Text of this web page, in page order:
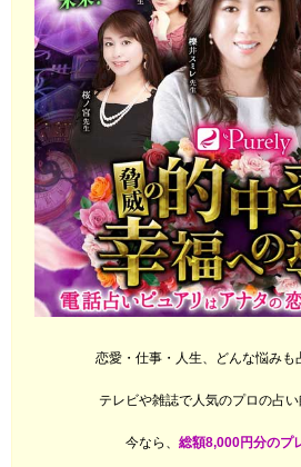
恋愛・仕事・人生、どんな悩みも
テレビや雑誌で人気のプロの占
今なら、 総額8,000円分のプ